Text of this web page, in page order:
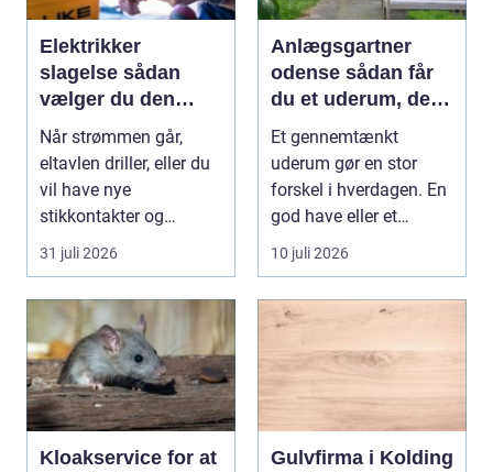
Elektrikker
slagelse sådan
vælger du den
rigtige elektriker til
opgaven
Når strømmen går,
eltavlen driller, eller du
vil have nye
stikkontakter og
belysning, er en dygtig
31 juli 2026
Anlægsgartner
odense sådan får
du et uderum, der
holder i mange år
Et gennemtænkt
uderum gør en stor
forskel i hverdagen. En
god have eller et
velplejet fællesareal
10 juli 2026
Kloakservice for at
Gulvfirma i Kolding